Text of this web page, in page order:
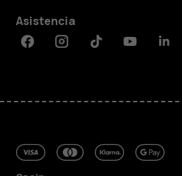
Asistencia
FacebookInstagramTiktokYoutube